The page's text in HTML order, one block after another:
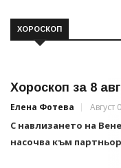
ХОРОСКОП
Хороскоп за 8
Елена Фотева Август
С навлизането на
насочва към